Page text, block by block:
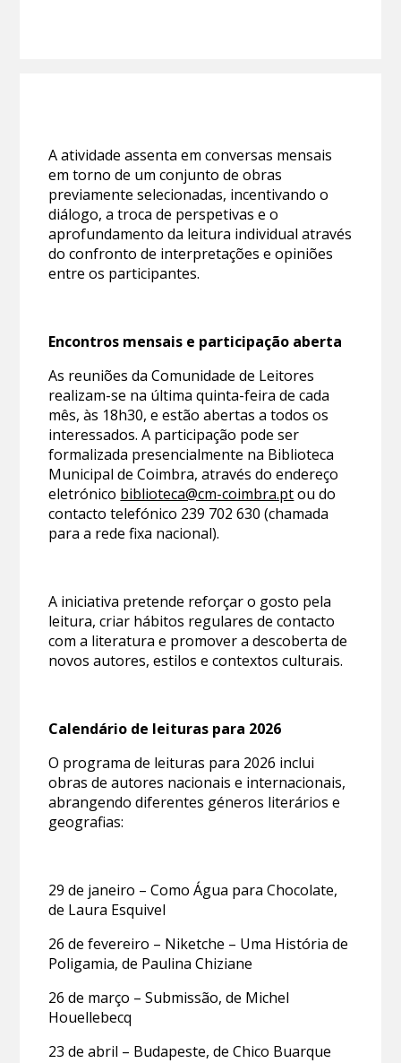
A atividade assenta em conversas mensais
em torno de um conjunto de obras
previamente selecionadas, incentivando o
diálogo, a troca de perspetivas e o
aprofundamento da leitura individual através
do confronto de interpretações e opiniões
entre os participantes.
Encontros mensais e participação aberta
As reuniões da Comunidade de Leitores
realizam-se na última quinta-feira de cada
mês, às 18h30, e estão abertas a todos os
interessados. A participação pode ser
formalizada presencialmente na Biblioteca
Municipal de Coimbra, através do endereço
eletrónico biblioteca@cm-coimbra.ptou do
contacto telefónico 239 702 630 (chamada
para a rede fixa nacional).
A iniciativa pretende reforçar o gosto pela
leitura, criar hábitos regulares de contacto
com a literatura e promover a descoberta de
novos autores, estilos e contextos culturais.
Calendário de leituras para 2026
O programa de leituras para 2026 inclui
obras de autores nacionais e internacionais,
abrangendo diferentes géneros literários e
geografias:
29 de janeiro – Como Água para Chocolate,
de Laura Esquivel
26 de fevereiro – Niketche – Uma História de
Poligamia, de Paulina Chiziane
26 de março – Submissão, de Michel
Houellebecq
23 de abril – Budapeste, de Chico Buarque